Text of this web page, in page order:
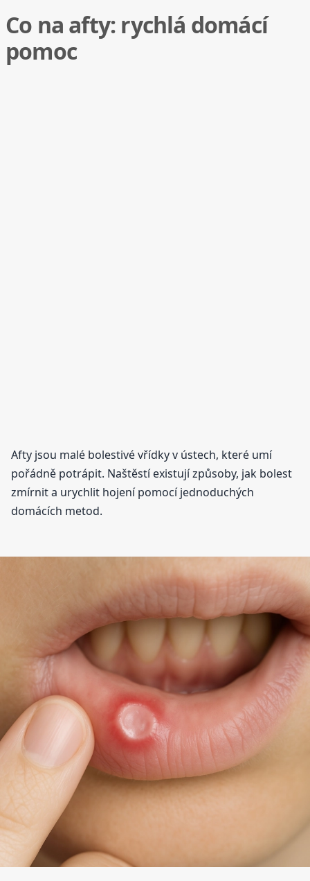
Co na afty: rychlá domácí
pomoc
Afty jsou malé bolestivé vřídky v ústech, které umí
pořádně potrápit. Naštěstí existují způsoby, jak bolest
zmírnit a urychlit hojení pomocí jednoduchých
domácích metod.